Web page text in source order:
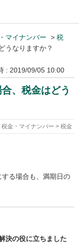
マイナンバー > 税
うなりますか？
: 2019/09/05 10:00
、税金はどう
金・マイナンバー > 税金
る場合も、満期日の
決の役に立ちました